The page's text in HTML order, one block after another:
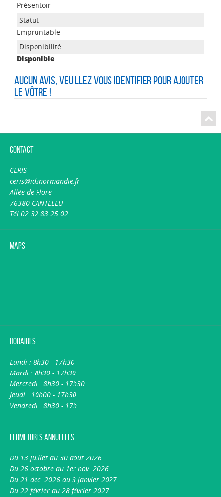
Présentoir
Empruntable
Disponible
Aucun avis, veuillez vous identifier pour ajouter
le vôtre !
Contact
CERIS
ceris@idsnormandie.fr
Allée de Flore
76380 CANTELEU
Tél 02.32.83.25.02
Maps
Horaires
Lundi : 8h30 - 17h30
Mardi : 8h30 - 17h30
Mercredi : 8h30 - 17h30
Jeudi : 10h00 - 17h30
Vendredi : 8h30 - 17h
Fermetures annuelles
Du 13 juillet au 30 août 2026
Du 26 octobre au 1er nov. 2026
Du 21 déc. 2026 au 3 janvier 2027
Du 22 février au 28 février 2027